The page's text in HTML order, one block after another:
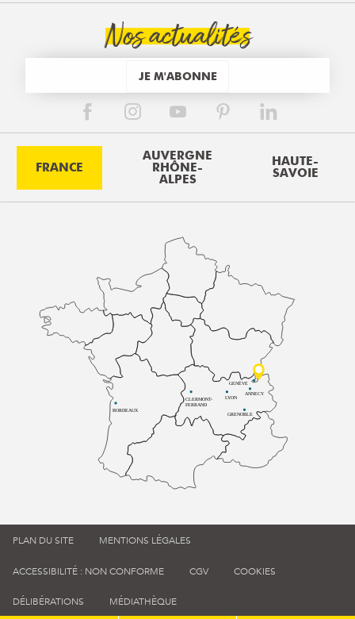
Nos actualités
JE M'ABONNE
FRANCE
AUVERGNE
RHÔNE-
ALPES
HAUTE-
SAVOIE
BORDEAUX
CLERMONT-
FERRAND
LYON
ANNECY
GRENOBLE
GENÈVE
PLAN DU SITE MENTIONS LÉGALES
ACCESSIBILITÉ : NON CONFORME CGV COOKIES
DÉLIBÉRATIONS MÉDIATHÈQUE